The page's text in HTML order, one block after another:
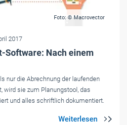
Foto: © Macrovector
2017
Software: Nach einem
nur die Abrechnung der laufenden
wird sie zum Planungstool, das
und alles schriftlich dokumentiert.